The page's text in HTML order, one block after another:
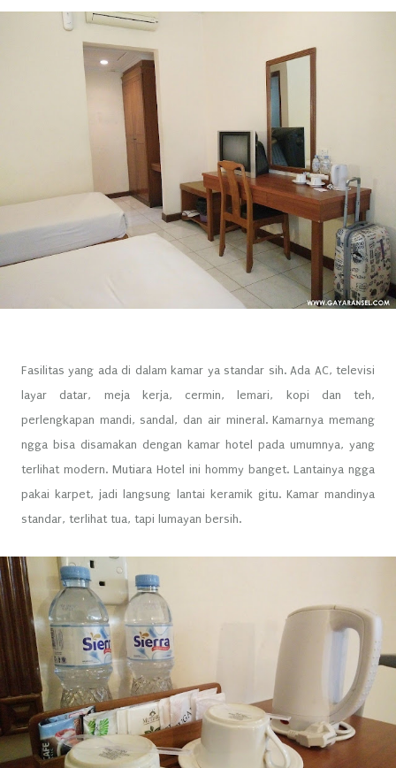
Fasilitas yang ada di dalam kamar ya standar sih. Ada AC, televisi
layar datar, meja kerja, cermin, lemari, kopi dan teh,
perlengkapan mandi, sandal, dan air mineral. Kamarnya memang
ngga bisa disamakan dengan kamar hotel pada umumnya, yang
terlihat modern. Mutiara Hotel ini hommy banget. Lantainya ngga
pakai karpet, jadi langsung lantai keramik gitu. Kamar mandinya
standar, terlihat tua, tapi lumayan bersih.